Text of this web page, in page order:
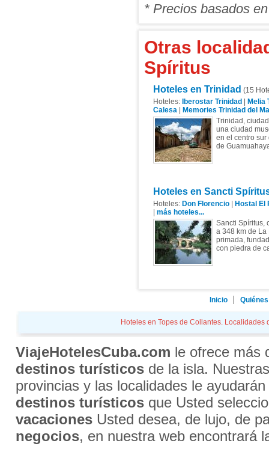
* Precios basados
Otras
Spíritus
Hoteles en Trinidad (15
Hoteles: Iberostar Trinidad
Melia
Calesa|
Memories Trinidad del
Trinidad,
una ciudad
en el centro
de
Hoteles en Sancti
Hoteles: Don Florencio|
Hostal El
más hoteles...
Sancti Spíritus,
a 348 km de
primada,
con piedra de
Inicio
Hoteles en Topes de Collantes. Localidades
ViajeHotelesCuba.com le ofrece más
destinos turísticosde la isla.
provincias y las localidades le
destinos turísticosque Usted
vacacionesUsted desea, de lujo, de
negocios, en nuestra web encontrará